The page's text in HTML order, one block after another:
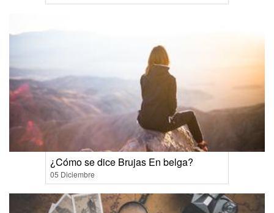
¿Cómo se dice Brujas En belga?
05 Diciembre